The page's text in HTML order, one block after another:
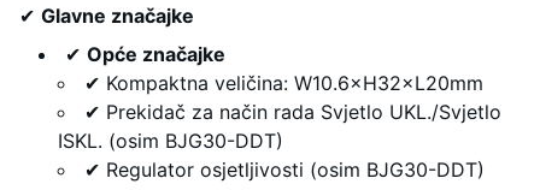
✔ Glavne značajke
✔ Opće značajke
✔ Kompaktna veličina: W10.6×H32×L20mm
✔ Prekidač za način rada Svjetlo UKL./Svjetlo
ISKL. (osim BJG30-DDT)
✔ Regulator osjetljivosti (osim BJG30-DDT)